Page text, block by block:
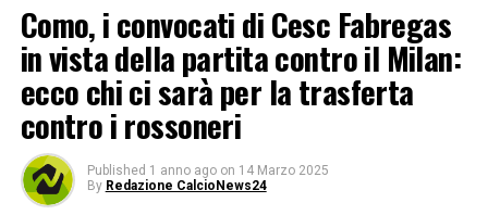
Como, i convocati di Cesc Fabregas
in vista della partita contro il Milan:
ecco chi ci sarà per la trasferta
contro i rossoneri
Published 1 anno ago on 14 Marzo 2025
By Redazione CalcioNews24